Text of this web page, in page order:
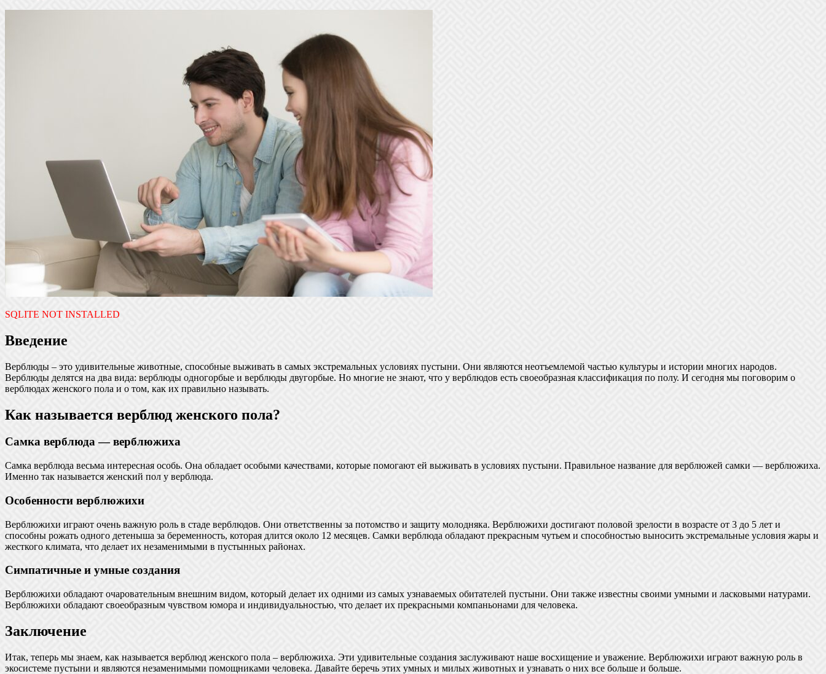
SQLITE NOT INSTALLED
Введение
Верблюды – это удивительные животные, способные выживать в самых экстремальных условиях пустыни. Они являются неотъемлемой частью культуры и истории многих народов.
Верблюды делятся на два вида: верблюды одногорбые и верблюды двугорбые. Но многие не знают, что у верблюдов есть своеобразная классификация по полу. И сегодня мы поговорим о
верблюдах женского пола и о том, как их правильно называть.
Как называется верблюд женского пола?
Самка верблюда — верблюжиха
Самка верблюда весьма интересная особь. Она обладает особыми качествами, которые помогают ей выживать в условиях пустыни. Правильное название для верблюжей самки — верблюжиха.
Именно так называется женский пол у верблюда.
Особенности верблюжихи
Верблюжихи играют очень важную роль в стаде верблюдов. Они ответственны за потомство и защиту молодняка. Верблюжихи достигают половой зрелости в возрасте от 3 до 5 лет и
способны рожать одного детеныша за беременность, которая длится около 12 месяцев. Самки верблюда обладают прекрасным чутьем и способностью выносить экстремальные условия жары и
жесткого климата, что делает их незаменимыми в пустынных районах.
Симпатичные и умные создания
Верблюжихи обладают очаровательным внешним видом, который делает их одними из самых узнаваемых обитателей пустыни. Они также известны своими умными и ласковыми натурами.
Верблюжихи обладают своеобразным чувством юмора и индивидуальностью, что делает их прекрасными компаньонами для человека.
Заключение
Итак, теперь мы знаем, как называется верблюд женского пола – верблюжиха. Эти удивительные создания заслуживают наше восхищение и уважение. Верблюжихи играют важную роль в
экосистеме пустыни и являются незаменимыми помощниками человека. Давайте беречь этих умных и милых животных и узнавать о них все больше и больше.